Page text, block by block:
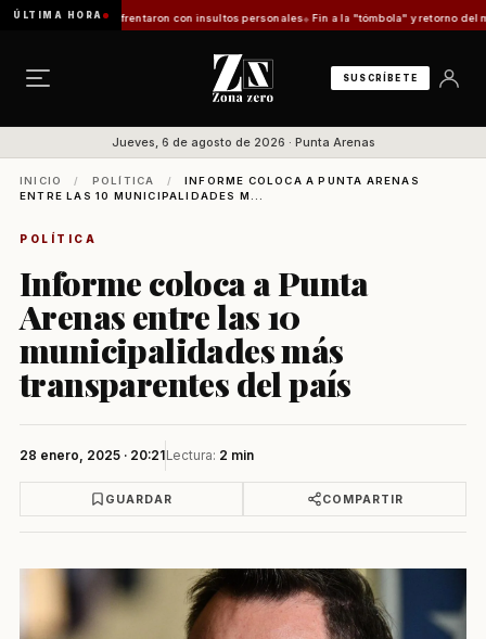
ÚLTIMA HORA
Flores se enfrentaron con insultos personales Fin a la "tómbola" y retorno del mérito
SUSCRÍBETE
Jueves, 6 de agosto de 2026 · Punta Arenas
INICIO / POLÍTICA /
INFORME COLOCA A PUNTA ARENAS
ENTRE LAS 10 MUNICIPALIDADES M...
POLÍTICA
Informe coloca a Punta
Arenas entre las 10
municipalidades más
transparentes del país
28 enero, 2025 · 20:21Lectura: 2 min
GUARDAR COMPARTIR